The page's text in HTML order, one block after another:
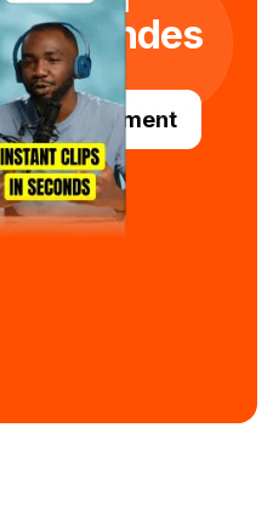
secondes
à l'IA
gratuitement